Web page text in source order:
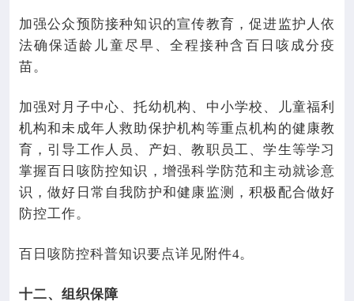
加强公众预防接种知识的宣传教育，促进监护人依
法确保适龄儿童尽早、全程接种含百日咳成分疫
苗。
加强对月子中心、托幼机构、中小学校、儿童福利
机构和未成年人救助保护机构等重点机构的健康教
育，引导工作人员、产妇、教职员工、学生等学习
掌握百日咳防控知识，增强科学防范和主动就诊意
识，做好日常自我防护和健康监测，积极配合做好
防控工作。
百日咳防控科普知识要点详见附件4。
十二、组织保障